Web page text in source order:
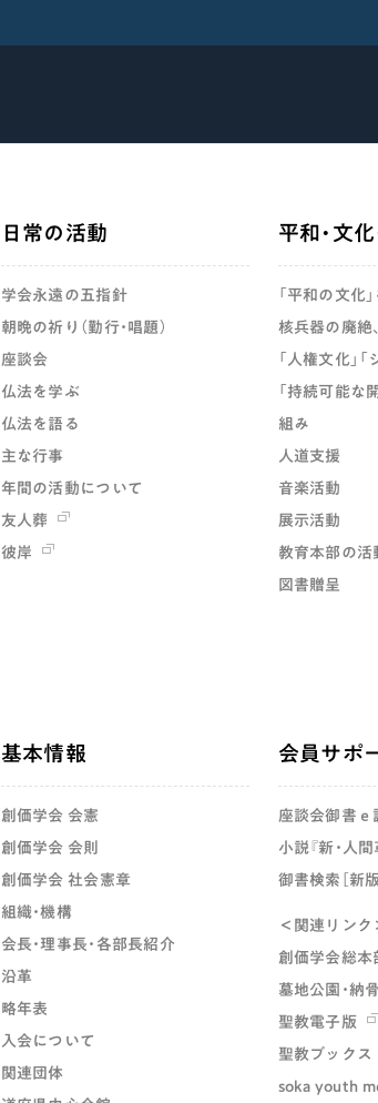
日常の活動
学会永遠の五指針
朝晩の祈り（勤行・唱題）
座談会
仏法を学ぶ
仏法を語る
主な行事
年間の活動について
友人葬
彼岸
平和・文化
「平和の文化
核兵器の廃絶
「人権文化」
「持続可能な
組み
人道支援
音楽活動
展示活動
教育本部の活
図書贈呈
基本情報
創価学会 会憲
創価学会 会則
創価学会 社会憲章
組織・機構
会長・理事長・各部長紹介
沿革
略年表
入会について
関連団体
会員サポ
座談会御書ｅ
小説『新・人
御書検索［新版
＜関連リンク
創価学会総本
墓地公園・納
聖教電子版
聖教ブックス
soka youth